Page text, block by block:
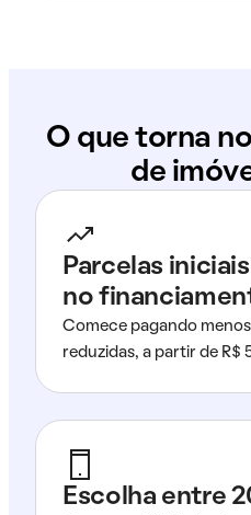
O que torna
de
Parcelas
no
Comece pagando
reduzidas, a partir de R$
Escolha entre